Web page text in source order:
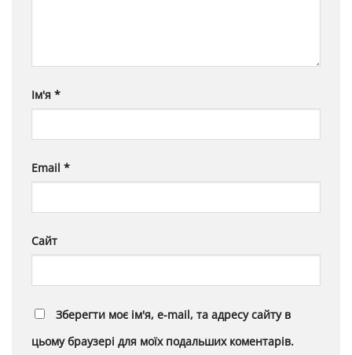
Ім'я *
Email *
Сайт
Зберегти моє ім'я, e-mail, та адресу сайту в
цьому браузері для моїх подальших коментарів.